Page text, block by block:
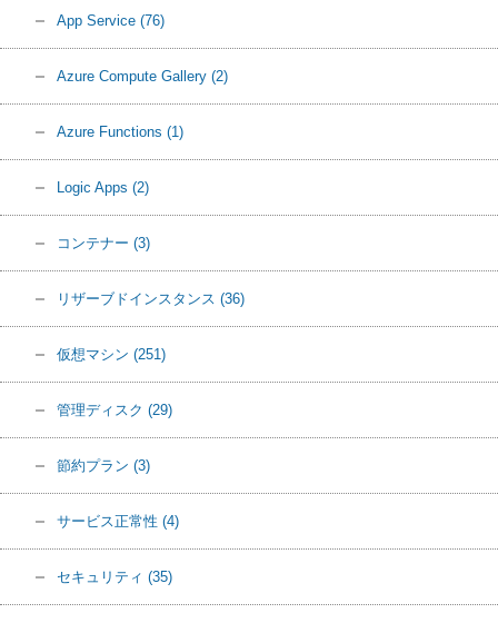
App Service (76)
Azure Compute Gallery (2)
Azure Functions (1)
Logic Apps (2)
コンテナー (3)
リザーブドインスタンス (36)
仮想マシン (251)
管理ディスク (29)
節約プラン (3)
サービス正常性 (4)
セキュリティ (35)